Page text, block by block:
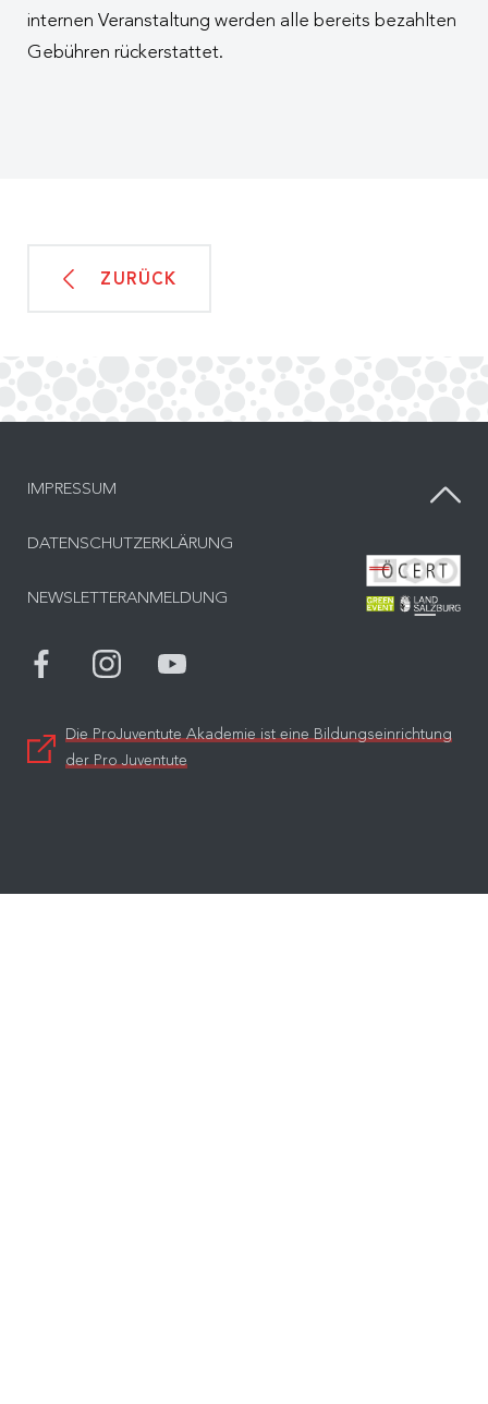
internen Veranstaltung werden alle bereits bezahlten
Gebühren rückerstattet.
ZURÜCK
IMPRESSUM
DATENSCHUTZERKLÄRUNG
NEWSLETTERANMELDUNG
Die ProJuventute Akademie ist eine Bildungseinrichtung
der Pro Juventute